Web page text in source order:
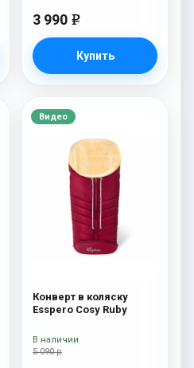
3 990 e
Купить
Видео
Конверт в коляску
Esspero Cosy Ruby
5 090 р
В наличии